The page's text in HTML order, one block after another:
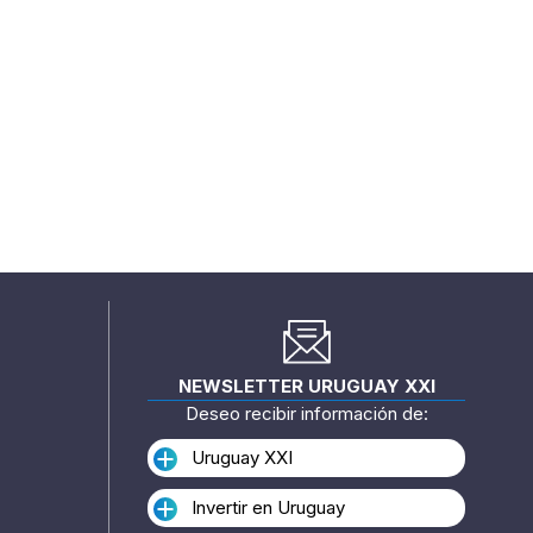
NEWSLETTER URUGUAY XXI
Deseo recibir información de:
Uruguay XXI
Invertir en Uruguay